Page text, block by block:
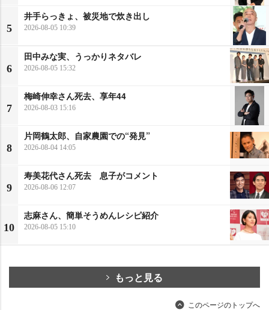
5
井手らっきょ、被災地で炊き出し
2026-08-05 10:39
6
田中みな実、うっかりネタバレ
2026-08-05 15:32
7
梅崎伸幸さん死去、享年44
2026-08-03 15:16
8
片岡鶴太郎、自家農園での“発見”
2026-08-04 14:05
9
寿美花代さん死去 息子がコメント
2026-08-06 12:07
10
志麻さん、簡単そうめんレシピ紹介
2026-08-05 15:10
もっと見る
このページのトップへ